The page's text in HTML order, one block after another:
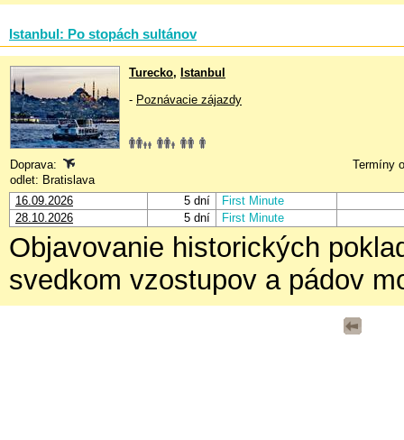
Istanbul: Po stopách sultánov
Turecko, Istanbul
- Poznávacie zájazdy
Doprava:
Termíny
odlet: Bratislava
16.09.2026
5 dní
First Minute
28.10.2026
5 dní First Minute
Objavovanie historických
svedkom vzostupov a pádov